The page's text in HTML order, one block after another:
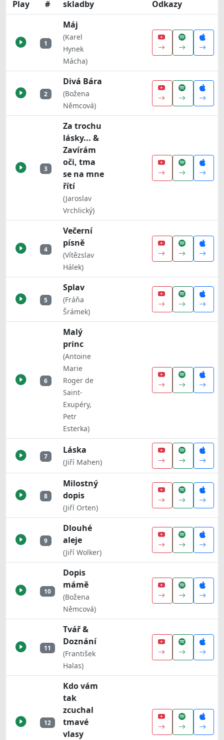
Play #
skladby
Odkazy
1
Máj
(Karel
Hynek
Mácha)
2
Divá Bára
(Božena
Němcová)
3
Za trochu
lásky... &
Zavírám
oči, tma
se na mne
řítí
(Jaroslav
Vrchlický)
4
Večerní
písně
(Vítězslav
Hálek)
5
Splav
(Fráňa
Šrámek)
6
Malý
princ
(Antoine
Marie
Roger de
Saint-
Exupéry,
Petr
Esterka)
7
Láska
(Jiří Mahen)
8
Milostný
dopis
(Jiří Orten)
9
Dlouhé
aleje
(Jiří Wolker)
10
Dopis
mámě
(Božena
Němcová)
11
Tvář &
Doznání
(František
Halas)
12
Kdo vám
tak
zcuchal
tmavé
vlasy